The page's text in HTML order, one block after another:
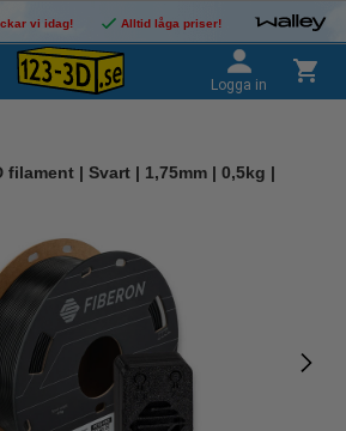
vi idag! Alltid låga priser!
Logga in
filament | Svart | 1,75mm | 0,5kg |